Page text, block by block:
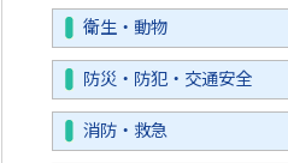
衛生・動物
防災・防犯・交通安全
消防・救急